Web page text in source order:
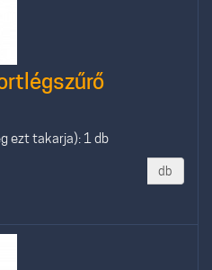
ezt takarja): 1 db
db